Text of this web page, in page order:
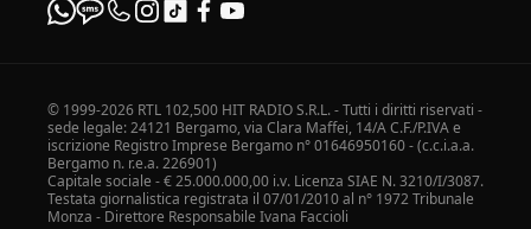
© 1999-2026 RTL 102,500 HIT RADIO S.R.L. - Tutti i diritti riservati -
sede legale: 24121 Bergamo, via Clara Maffei, 14/A C.F./P.IVA e
iscrizione Registro Imprese Bergamo n° 01646950160 - (c.c.i.a.a.
Bergamo n. r.e.a. 226901)
Capitale sociale - € 25.000.000,00 i.v. Licenza SIAE N. 3210/I/3087.
Testata giornalistica registrata il 07/01/2010 al n° 1972 Tribunale
Monza - Direttore Responsabile Ivana Faccioli